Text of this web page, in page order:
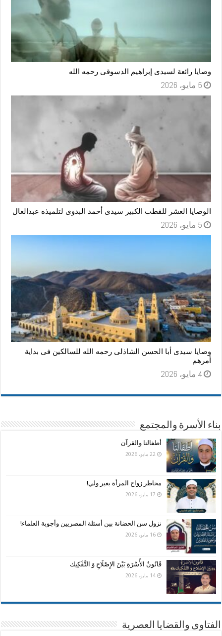
وصايا رائعة لسيدى إبراهيم الدسوقى رحمه الله
5 مايو، 2026
الوصايا العشر للقطب الكبير سيدى أحمد البدوى لتلميذه عبدالعال
5 مايو، 2026
وصايا سيدى أبا الحسن الشاذلى رحمه الله للسالكين فى بداية
أمرهم
4 مايو، 2026
بناء الأسرة والمجتمع
أطفالنا والقرآن
22 مايو، 2026
مخاطر زواج المرأة بغير ولي!
17 مايو، 2026
نزول سن الحضانة بين أسئلة المصريين وأجوبة العلماء!
16 مايو، 2026
قَانُونُ الأُسْرَةِ بَيْنَ الإِصْلَاحِ وَ التَّفْكِيك
14 مايو، 2026
الفتاوى والقضايا العصرية